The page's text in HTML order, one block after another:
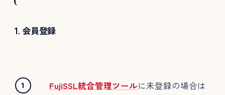
1. 会員登録
FujiSSL統合管理ツールに未登録の場合は